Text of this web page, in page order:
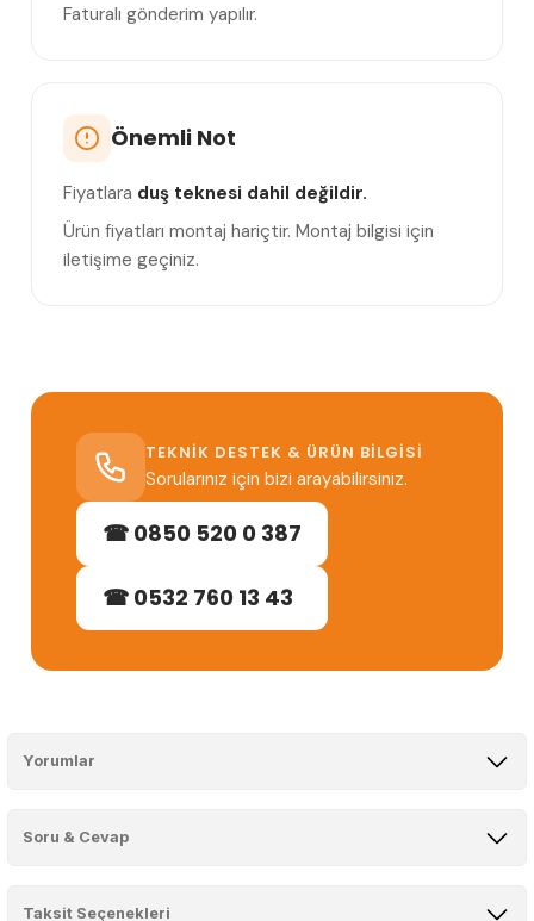
Faturalı gönderim yapılır.
Önemli Not
Fiyatlara duş teknesi dahil değildir.
Ürün fiyatları montaj hariçtir. Montaj bilgisi için
iletişime geçiniz.
TEKNIK DESTEK & ÜRÜN BILGISI
Sorularınız için bizi arayabilirsiniz.
☎ 0850 520 0 387
☎ 0532 760 13 43
Yorumlar
Soru & Cevap
Taksit Seçenekleri